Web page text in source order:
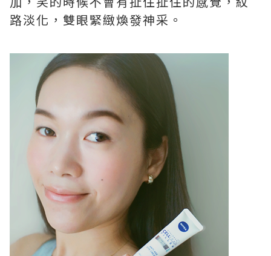
路淡化，雙眼緊緻煥發神采。